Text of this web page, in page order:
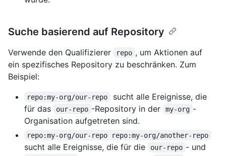
Suche basierend auf Repository
Verwende den Qualifizierer repo , um Aktionen auf
ein spezifisches Repository zu beschränken. Zum
Beispiel:
repo:my-org/our-repo
sucht alle Ereignisse, die
für das
our-repo -Repository in der my-org -
Organisation aufgetreten sind.
repo:my-org/our-repo repo:my-org/another-repo
sucht alle Ereignisse, die für die our-repo - und